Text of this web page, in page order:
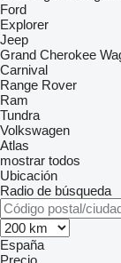
Ford
Explorer
Jeep
Grand Cherokee
Carnival
Range Rover
Ram
Tundra
Volkswagen
Atlas
mostrar todos
Ubicación
Radio de búsqueda
España
Precio